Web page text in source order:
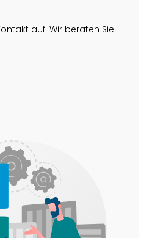
auf. Wir beraten Sie